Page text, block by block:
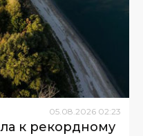
05.08.2026 02:23
к рекордному